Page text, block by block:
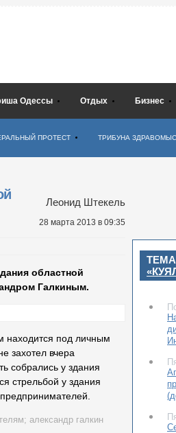
Одессы Отдых Бизнес
ПРОТЕСТ ТРИБУНА
Леонид Штекель
28 марта 2013 в 09:35
областной
Галкиным.
находится под личным
захотел вчера
собрались у здания
стрельбой у здания
; александр галкин